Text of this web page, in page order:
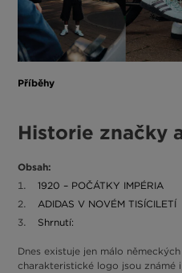
Příběhy
Historie značky
Obsah:
1920 – POČÁTKY IMPÉRIA
ADIDAS V NOVÉM TISÍCILETÍ
Shrnutí:
Dnes existuje jen málo
charakteristické logo jsou známé